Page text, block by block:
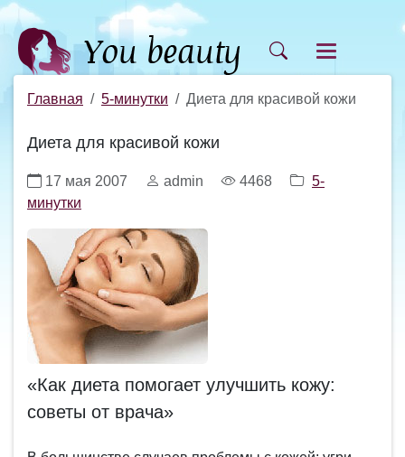
Главная 5-минутки Диета для красивой кожи
Диета для красивой кожи
17 мая 2007 admin 4468
5-
минутки
«Как диета помогает улучшить кожу:
советы от врача»